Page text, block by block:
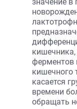
ферментов
кишечного
касается
времени
обращать